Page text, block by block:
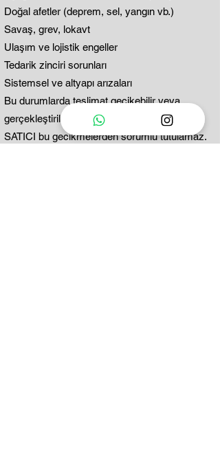
Doğal afetler (deprem, sel, yangın vb.)
Savaş, grev, lokavt
Ulaşım ve lojistik engeller
Tedarik zinciri sorunları
Sistemsel ve altyapı arızaları
Bu durumlarda teslimat gecikebilir veya
gerçekleştirilemeyebilir.
SATICI bu gecikmelerden sorumlu tutulamaz.